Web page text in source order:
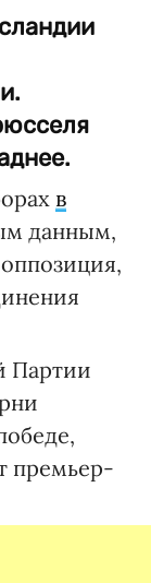
в
данным,
Партии
премьер-